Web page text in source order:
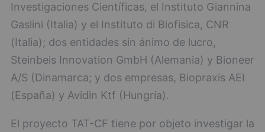
Investigaciones Científicas, el Instituto Giannina
Gaslini (Italia) y el Instituto di Biofisica, CNR
(Italia); dos entidades sin ánimo de lucro,
Steinbeis Innovation GmbH (Alemania) y Bioneer
A/S (Dinamarca; y dos empresas, Biopraxis AEI
(España) y Avidin Ktf (Hungría).
El proyecto TAT-CF tiene por objeto investigar la